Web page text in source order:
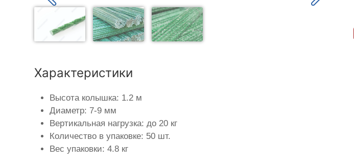
Характеристики
Высота колышка: 1.2 м
Диаметр: 7-9 мм
Вертикальная нагрузка: до 20 кг
Количество в упаковке: 50 шт.
Вес упаковки: 4.8 кг